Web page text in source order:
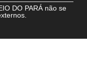
DO PARÁ não se